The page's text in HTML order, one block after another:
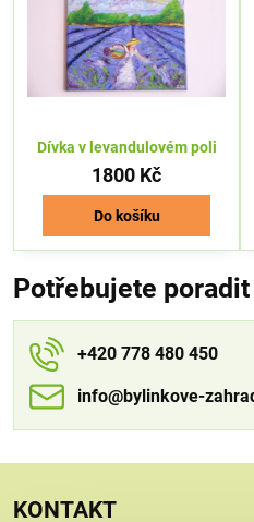
Dívka v levandulovém poli
1800 Kč
Do košíku
Potřebujete
+420 778 480 450
info​​@bylinkove-
KONTAKT